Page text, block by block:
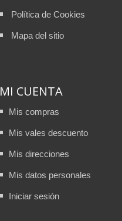
Política de Cookies
Mapa del sitio
MI CUENTA
Mis compras
Mis vales descuento
Mis direcciones
Mis datos personales
Iniciar sesión